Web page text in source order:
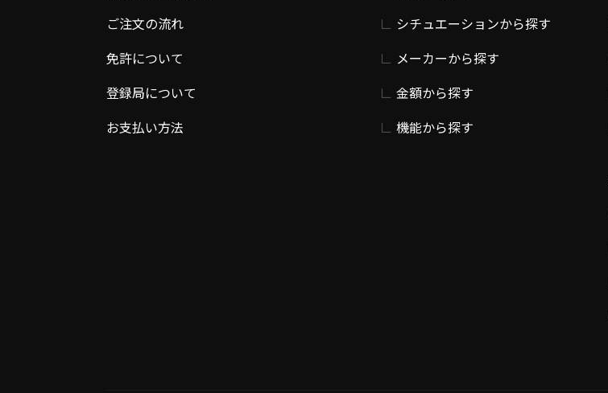
ご注文の流れ
免許について
登録局について
お支払い方法
シチュエーションから探す
メーカーから探す
金額から探す
機能から探す